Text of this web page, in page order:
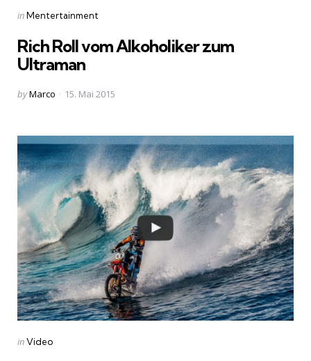
Categories
Posted
inMentertainment
Rich Roll vom Alkoholiker zum
Ultraman
Posted
byMarco 15. Mai 2015
Categories
Posted
inVideo